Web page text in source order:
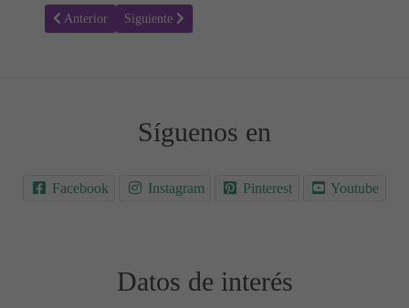
Artículo anterior: La Sirenita - Poesías para Niños
Anterior Artículo siguiente: Luzbelin el diablillo - Poesías para
Siguiente
Síguenos en
Facebook Instagram Pinterest Youtube
Datos de interés